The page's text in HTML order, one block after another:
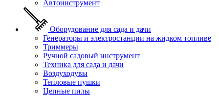
Автоинструмент
Оборудование для сада и дачи
Генераторы и электростанции на жидком топливе
Триммеры
Ручной садовый инструмент
Техника для сада и дачи
Воздуходувы
Тепловые пушки
Цепные пилы